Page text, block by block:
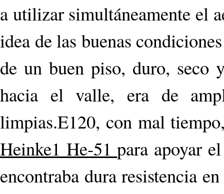
a utilizar simultáneamente el
idea de las buenas
de un buen piso, duro, seco
hacia el valle, era de
limpias.E120, con mal
Heinke1 He-51para apoyar
encontraba dura resistencia